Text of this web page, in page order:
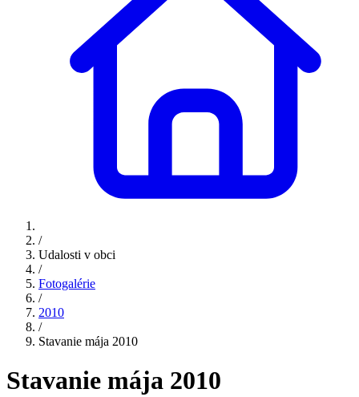
/
Udalosti v obci
/
Fotogalérie
/
2010
/
Stavanie mája 2010
Stavanie mája 2010